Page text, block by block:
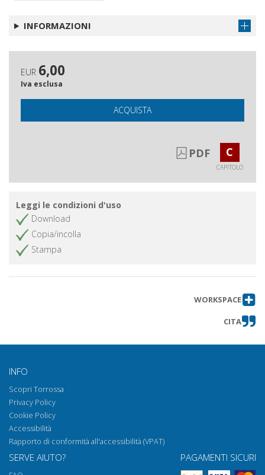
INFORMAZIONI
EUR 6,00
Iva esclusa
ACQUISTA
PDF C
CAPITOLO
Leggi le condizioni d'uso
Download
Copia/incolla
Stampa
WORKSPACE
CITA
INFO
Scopri Torrossa
Privacy Policy
Cookie Policy
Accessibilità
Rapporto di conformità all'accessibilità (VPAT)
SERVE AIUTO? PAGAMENTI SICURI